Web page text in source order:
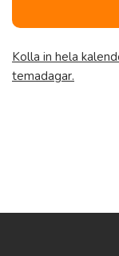
Kolla in hela
temadagar.